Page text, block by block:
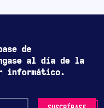
de
al día de la
informático.